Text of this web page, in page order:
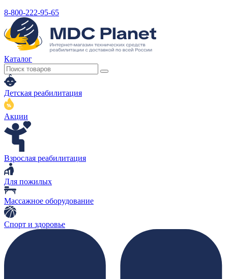
8-800-222-95-65
Каталог
Детская реабилитация
Акции
Взрослая реабилитация
Для пожилых
Массажное оборудование
Спорт и здоровье